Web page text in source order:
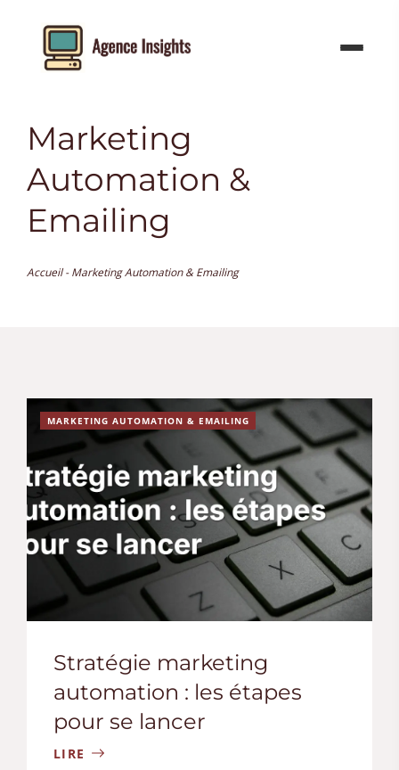
contenu
Marketing
Automation &
Emailing
Accueil-Marketing Automation & Emailing
MARKETING AUTOMATION & EMAILING
Stratégie marketing
automation : les étapes
pour se lancer
LIRE